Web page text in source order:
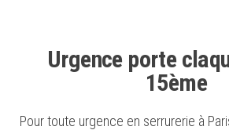
Urgence porte
15ème
Pour toute urgence en serrurerie à